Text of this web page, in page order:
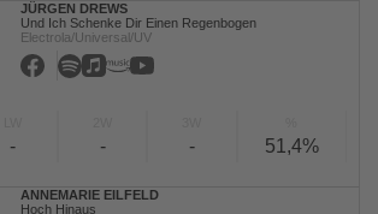
JÜRGEN DREWS
Und Ich Schenke Dir Einen Regenbogen
Electrola/Universal/UV
- - - 51,4%
ANNEMARIE EILFELD
Hoch Hinaus